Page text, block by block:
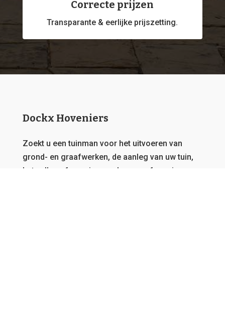
Correcte prijzen
Transparante & eerlijke prijszetting.
Dockx Hoveniers
Zoekt u een tuinman voor het uitvoeren van
grond- en graafwerken, de aanleg van uw tuin,
het vellen of snoeien van bomen of overig